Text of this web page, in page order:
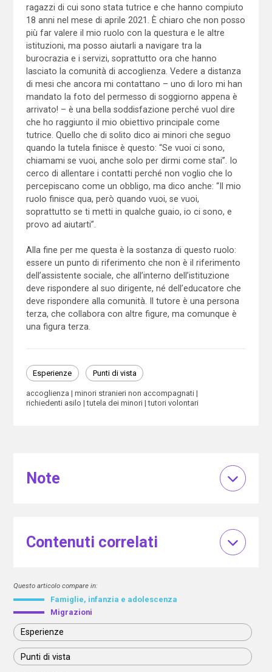
ragazzi di cui sono stata tutrice e che hanno compiuto
18 anni nel mese di aprile 2021. È chiaro che non posso
più far valere il mio ruolo con la questura e le altre
istituzioni, ma posso aiutarli a navigare tra la
burocrazia e i servizi, soprattutto ora che hanno
lasciato la comunità di accoglienza. Vedere a distanza
di mesi che ancora mi contattano – uno di loro mi han
mandato la foto del permesso di soggiorno appena è
arrivato! – è una bella soddisfazione perché vuol dire
che ho raggiunto il mio obiettivo principale come
tutrice. Quello che di solito dico ai minori che seguo
quando la tutela finisce è questo: “Se vuoi ci sono,
chiamami se vuoi, anche solo per dirmi come stai”. Io
cerco di allentare i contatti perché non voglio che lo
percepiscano come un obbligo, ma dico anche: “Il mio
ruolo finisce qua, però quando vuoi, se vuoi,
soprattutto se ti metti in qualche guaio, io ci sono, e
provo ad aiutarti”.
Alla fine per me questa è la sostanza di questo ruolo:
essere un punto di riferimento che non è il riferimento
dell’assistente sociale, che all’interno dell’istituzione
deve rispondere al suo dirigente, né dell’educatore che
deve rispondere alla comunità. Il tutore è una persona
terza, che collabora con altre figure, ma comunque è
una figura terza.
Esperienze Punti di vista
accoglienza
minori stranieri non accompagnati
richiedenti asilo
tutela dei minori tutori volontari
Note
Contenuti correlati
Questo articolo compare in:
Famiglie, infanzia e adolescenza
Migrazioni
Esperienze
Punti di vista